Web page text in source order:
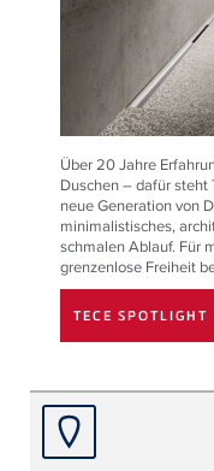
Über 20 Jahre
Duschen – dafür steht
neue Generation von
minimalistisches,
schmalen Ablauf. Für
grenzenlose Freiheit
TECE SPOTLIGHT